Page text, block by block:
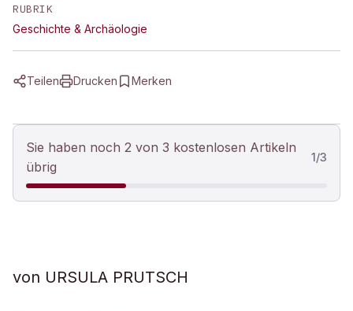
RUBRIK
Geschichte & Archäologie
Teilen Drucken Merken
Sie haben noch 2 von 3 kostenlosen Artikeln
übrig
1/3
von URSULA PRUTSCH